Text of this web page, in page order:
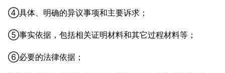
④具体、明确的异议事项和主要诉求；
⑤事实依据，包括相关证明材料和其它过程材料等；
⑥必要的法律依据；